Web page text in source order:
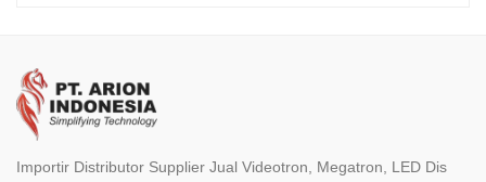
Importir Distributor Supplier Jual Videotron, Megatron, LED Dis